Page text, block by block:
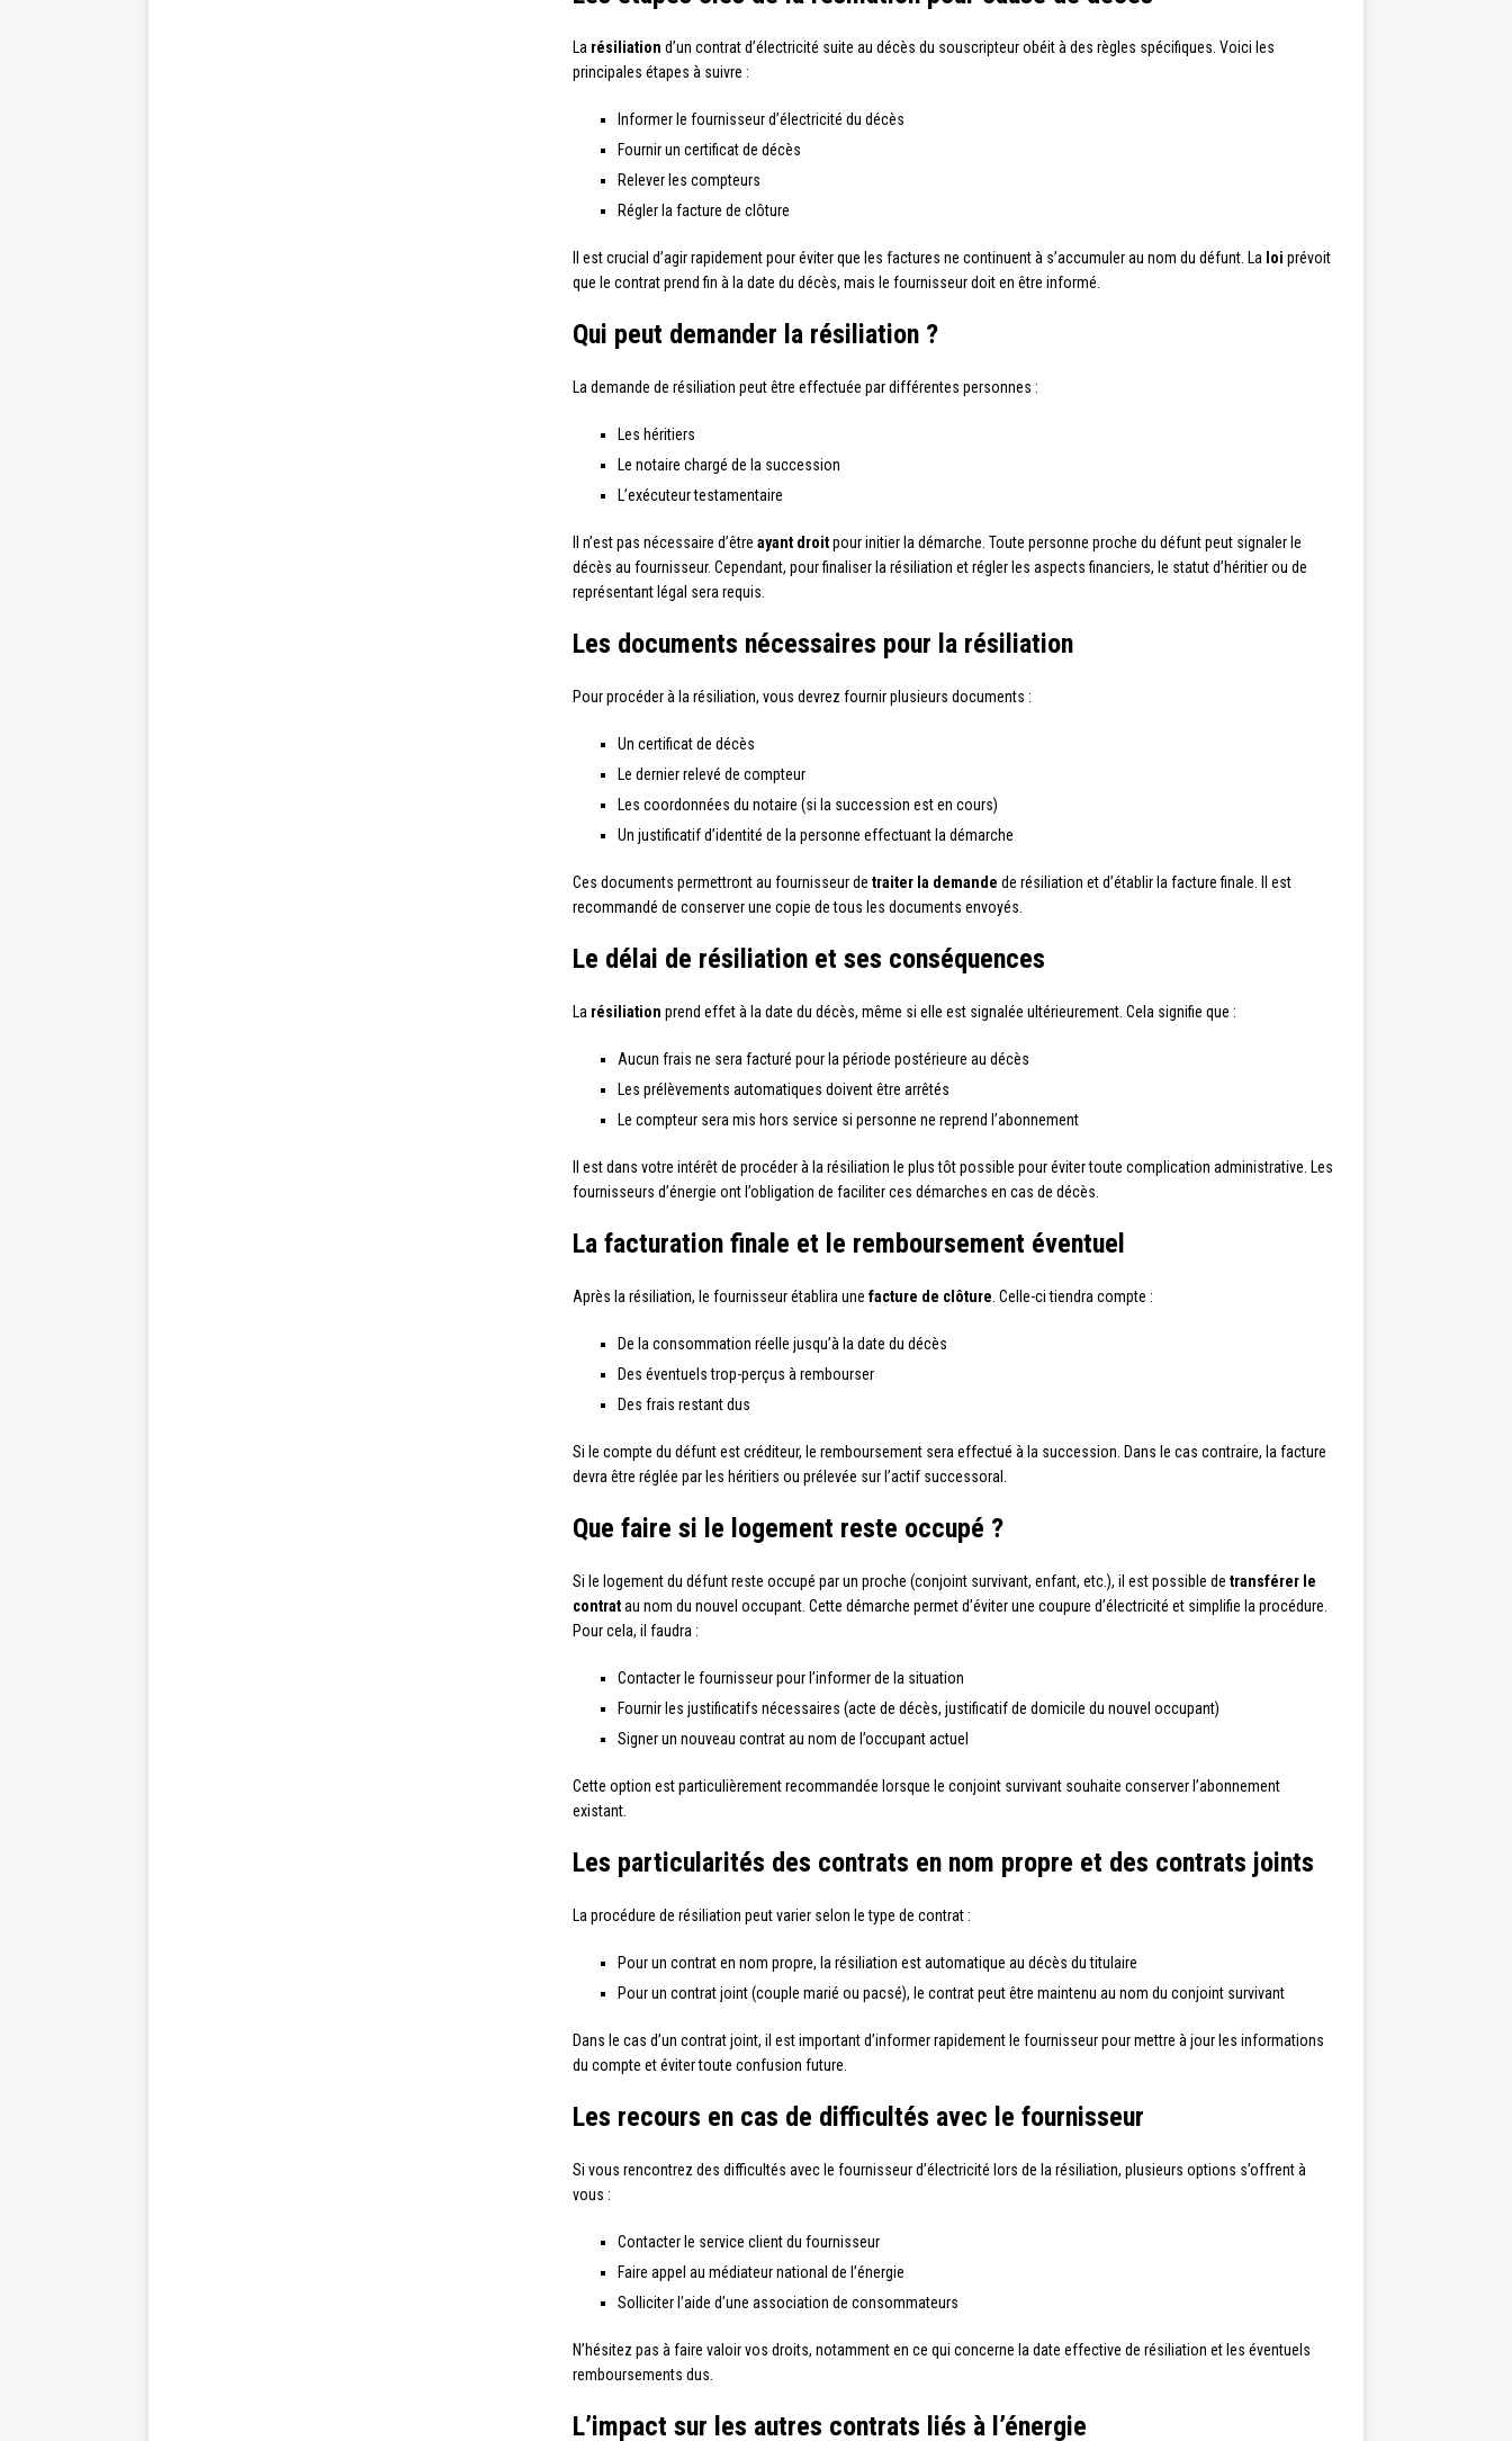
La résiliation d’un contrat d’électricité suite au décès du souscripteur obéit à des règles spécifiques. Voici les
principales étapes à suivre :
Informer le fournisseur d’électricité du décès
Fournir un certificat de décès
Relever les compteurs
Régler la facture de clôture
Il est crucial d’agir rapidement pour éviter que les factures ne continuent à s’accumuler au nom du défunt. La loi prévoit
que le contrat prend fin à la date du décès, mais le fournisseur doit en être informé.
Qui peut demander la résiliation ?
La demande de résiliation peut être effectuée par différentes personnes :
Les héritiers
Le notaire chargé de la succession
L’exécuteur testamentaire
Il n’est pas nécessaire d’être ayant droitpour initier la démarche. Toute personne proche du défunt peut signaler le
décès au fournisseur. Cependant, pour finaliser la résiliation et régler les aspects financiers, le statut d’héritier ou de
représentant légal sera requis.
Les documents nécessaires pour la résiliation
Pour procéder à la résiliation, vous devrez fournir plusieurs documents :
Un certificat de décès
Le dernier relevé de compteur
Les coordonnées du notaire (si la succession est en cours)
Un justificatif d’identité de la personne effectuant la démarche
Ces documents permettront au fournisseur de traiter la demande de résiliation et d’établir la facture finale. Il est
recommandé de conserver une copie de tous les documents envoyés.
Le délai de résiliation et ses conséquences
La résiliation prend effet à la date du décès, même si elle est signalée ultérieurement. Cela signifie que :
Aucun frais ne sera facturé pour la période postérieure au décès
Les prélèvements automatiques doivent être arrêtés
Le compteur sera mis hors service si personne ne reprend l’abonnement
Il est dans votre intérêt de procéder à la résiliation le plus tôt possible pour éviter toute complication administrative. Les
fournisseurs d’énergie ont l’obligation de faciliter ces démarches en cas de décès.
La facturation finale et le remboursement éventuel
Après la résiliation, le fournisseur établira une facture de clôture . Celle-ci tiendra compte :
De la consommation réelle jusqu’à la date du décès
Des éventuels trop-perçus à rembourser
Des frais restant dus
Si le compte du défunt est créditeur, le remboursement sera effectué à la succession. Dans le cas contraire, la facture
devra être réglée par les héritiers ou prélevée sur l’actif successoral.
Que faire si le logement reste occupé ?
Si le logement du défunt reste occupé par un proche (conjoint survivant, enfant, etc.), il est possible de transférer le
contratau nom du nouvel occupant. Cette démarche permet d’éviter une coupure d’électricité et simplifie la procédure.
Pour cela, il faudra :
Contacter le fournisseur pour l’informer de la situation
Fournir les justificatifs nécessaires (acte de décès, justificatif de domicile du nouvel occupant)
Signer un nouveau contrat au nom de l’occupant actuel
Cette option est particulièrement recommandée lorsque le conjoint survivant souhaite conserver l’abonnement
existant.
Les particularités des contrats en nom propre et des contrats joints
La procédure de résiliation peut varier selon le type de contrat :
Pour un contrat en nom propre, la résiliation est automatique au décès du titulaire
Pour un contrat joint (couple marié ou pacsé), le contrat peut être maintenu au nom du conjoint survivant
Dans le cas d’un contrat joint, il est important d’informer rapidement le fournisseur pour mettre à jour les informations
du compte et éviter toute confusion future.
Les recours en cas de difficultés avec le fournisseur
Si vous rencontrez des difficultés avec le fournisseur d’électricité lors de la résiliation, plusieurs options s’offrent à
vous :
Contacter le service client du fournisseur
Faire appel au médiateur national de l’énergie
Solliciter l’aide d’une association de consommateurs
N’hésitez pas à faire valoir vos droits, notamment en ce qui concerne la date effective de résiliation et les éventuels
remboursements dus.
L’impact sur les autres contrats liés à l’énergie